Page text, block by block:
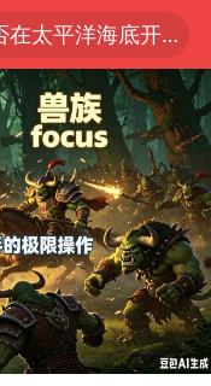
中方回应是否在太平洋海底开采稀土
价格150.80元/股
外交部发言人就广岛核爆81周年等答记者问
大楼”读数爆表
响中国已成定局
新版全月地质图
反制美国
女子利用漏洞0元薅走3000多件家电
25:29